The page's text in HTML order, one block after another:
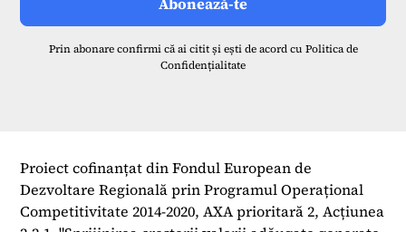
Prin abonare confirmi că ai citit și ești de acord cu Politica de
Confidențialitate
Proiect cofinanțat din Fondul European de
Dezvoltare Regională prin Programul Operațional
Competitivitate 2014-2020, AXA prioritară 2, Acțiunea